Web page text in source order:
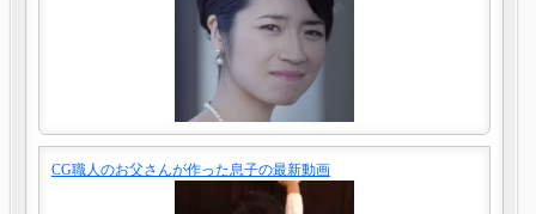
CG職人のお父さんが作った息子の最新動画